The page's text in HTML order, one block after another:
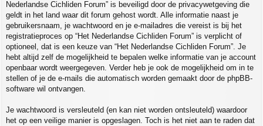
Nederlandse Cichliden Forum” is beveiligd door de privacywetgeving die
geldt in het land waar dit forum gehost wordt. Alle informatie naast je
gebruikersnaam, je wachtwoord en je e-mailadres die vereist is bij het
registratieproces op “Het Nederlandse Cichliden Forum” is verplicht of
optioneel, dat is een keuze van “Het Nederlandse Cichliden Forum”. Je
hebt altijd zelf de mogelijkheid te bepalen welke informatie van je account
openbaar wordt weergegeven. Verder heb je ook de mogelijkheid om in te
stellen of je de e-mails die automatisch worden gemaakt door de phpBB-
software wil ontvangen.
Je wachtwoord is versleuteld (en kan niet worden ontsleuteld) waardoor
het op een veilige manier is opgeslagen. Toch is het niet aan te raden dat